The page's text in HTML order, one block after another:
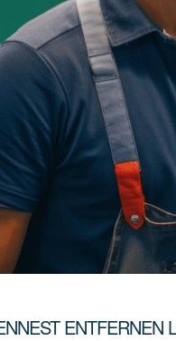
ENTFERNEN